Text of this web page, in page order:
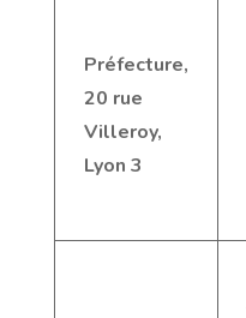
Préfecture,
20 rue
Villeroy,
Lyon 3